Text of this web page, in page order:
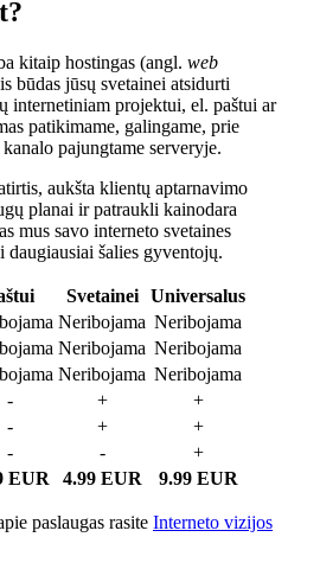
kitaip hostingas (angl. web
būdas jūsų svetainei atsidurti
internetiniam projektui, el. paštui ar
patikimame, galingame, prie
pajungtame serveryje.
aukšta klientų aptarnavimo
planai ir patraukli kainodara
mus savo interneto svetaines
šalies gyventojų.
Svetainei
Universalus
Neribojama Neribojama
Neribojama Neribojama
Neribojama Neribojama
- +
+
- +
+
- -
+
EUR 4.99 EUR 9.99 EUR
paslaugas rasite Interneto vizijos